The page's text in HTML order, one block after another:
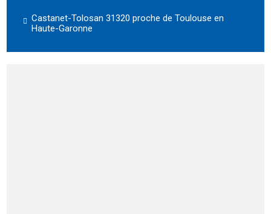
Castanet-Tolosan 31320 proche de Toulouse en
Haute-Garonne